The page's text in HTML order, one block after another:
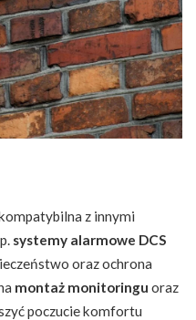
z innymi
systemy alarmowe DCS
oraz ochrona
montaż monitoringu oraz
poczucie komfortu